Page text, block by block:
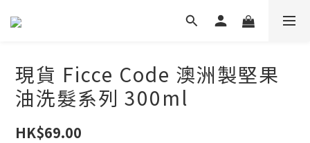
現貨 Ficce Code 澳洲製堅果
油洗髮系列 300ml
HK$69.00